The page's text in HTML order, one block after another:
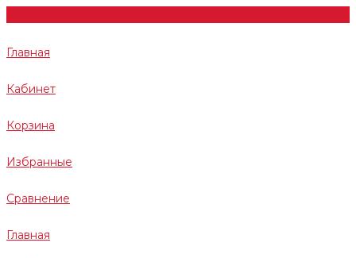
Главная
Кабинет
Корзина
Избранные
Сравнение
Главная